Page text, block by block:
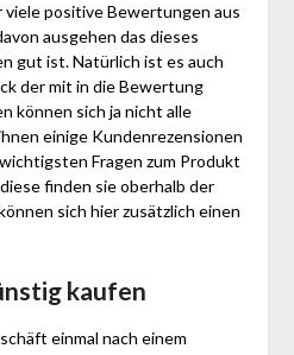
positive Bewertungen aus
ausgehen das dieses
gut ist. Natürlich ist es auch
der mit in die Bewertung
können sich ja nicht alle
einige Kundenrezensionen
Fragen zum Produkt
finden sie oberhalb der
sich hier zusätzlich einen
kaufen
einmal nach einem